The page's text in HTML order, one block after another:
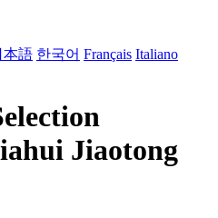
本語 한국어 Français Italiano
Jiaotong